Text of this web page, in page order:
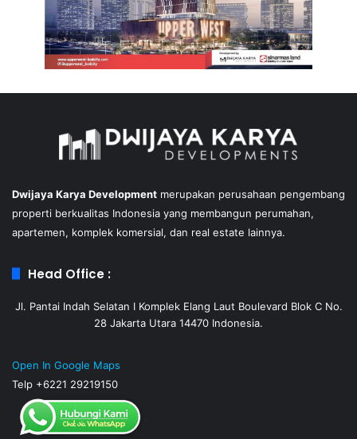
Dwijaya Karya Development merupakan perusahaan pengembang
properti berkualitas Indonesia yang membangun perumahan,
apartemen, komplek komersial, dan real estate lainnya.
Head Office :
Jl. Pantai Indah Selatan I Komplek Elang Laut Boulevard Blok C No.
28 Jakarta Utara 14470 Indonesia.
Open In Google Maps
Telp +6221 29219150